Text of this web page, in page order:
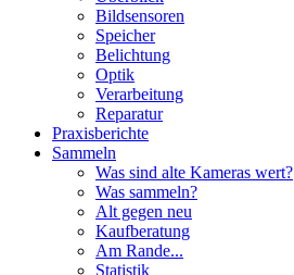
Bildsensoren
Speicher
Belichtung
Optik
Verarbeitung
Reparatur
Praxisberichte
Sammeln
Was sind alte Kameras wert?
Was sammeln?
Alt gegen neu
Kaufberatung
Am Rande...
Statistik